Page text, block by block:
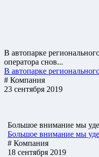
В автопарке
оператора снов...
В автопарке
# Компания
23 сентября 2019
Большое внимание мы
Большое внимание мы
# Компания
18 сентября 2019